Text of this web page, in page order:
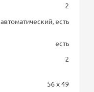
2
автоматический, есть
есть
2
56 x 49